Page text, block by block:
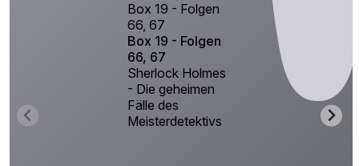
Box 19 - Folgen
66, 67
Box 19 - Folgen
66, 67
Sherlock Holmes
- Die geheimen
Fälle des
Meisterdetektivs